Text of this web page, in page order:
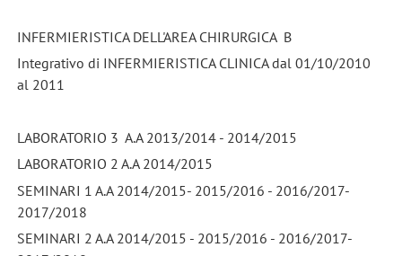
INFERMIERISTICA DELL'AREA CHIRURGICA B
Integrativo di INFERMIERISTICA CLINICA dal 01/10/2010
al 2011
LABORATORIO 3 A.A 2013/2014 - 2014/2015
LABORATORIO 2 A.A 2014/2015
SEMINARI 1 A.A 2014/2015- 2015/2016 - 2016/2017-
2017/2018
SEMINARI 2 A.A 2014/2015 - 2015/2016 - 2016/2017-